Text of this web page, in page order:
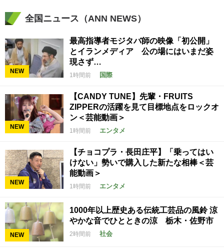
全国ニュース（ANN NEWS）
NEW
最高指導者モジタバ師の映像「初公開」
とイランメディア 公の場にはいまだ姿
現さず…
1時間前 国際
NEW
【CANDY TUNE】先輩・FRUITS
ZIPPERの活躍を見て目標地点をロックオ
ン＜芸能動画＞
1時間前 エンタメ
NEW
【チョコプラ・長田庄平】「乗ってはい
けない」勢いで購入した新たな相棒＜芸
能動画＞
1時間前 エンタメ
NEW
1000年以上歴史ある伝統工芸品の風鈴 涼
やかな音でひとときの涼 栃木・佐野市
2時間前 社会